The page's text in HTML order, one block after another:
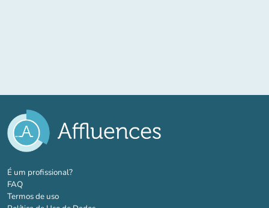
É um profissional?(novo separador)
FAQ
Termos de uso